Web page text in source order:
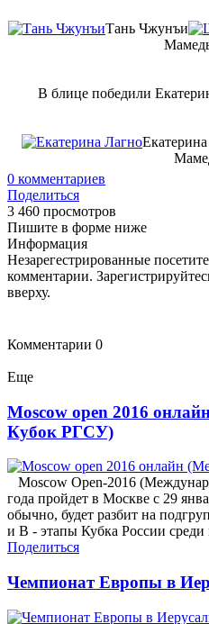
Тань Чжунъи
В блице победили
0 комментариев
Поделиться
3 460 просмотров
Пишите в форме ниже
Информация
Незарегестрированные
комментарии.
вверху.
Комментарии 0
Еще
Moscow open 2016
Кубок РГСУ)
Moscow Open-2016
года пройдет в Москве с 29
обычно, будет разбит на
и B - этапы Кубка России
Поделиться
Чемпионат Европы в